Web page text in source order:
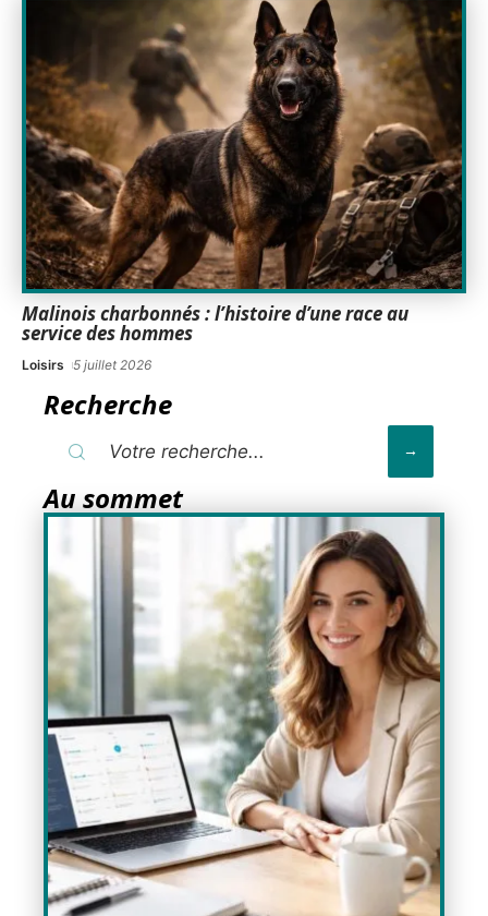
Malinois charbonnés : l’histoire d’une race au
service des hommes
Loisirs 5 juillet 2026
Recherche
Au sommet